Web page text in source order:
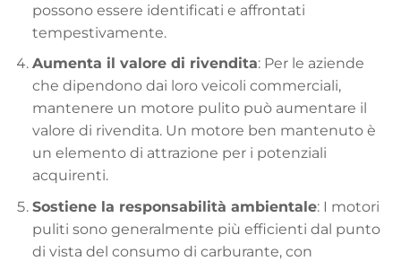
possono essere identificati e affrontati
tempestivamente.
Aumenta il valore di rivendita: Per le aziende
che dipendono dai loro veicoli commerciali,
mantenere un motore pulito può aumentare il
valore di rivendita. Un motore ben mantenuto è
un elemento di attrazione per i potenziali
acquirenti.
Sostiene la responsabilità ambientale: I motori
puliti sono generalmente più efficienti dal punto
di vista del consumo di carburante, con